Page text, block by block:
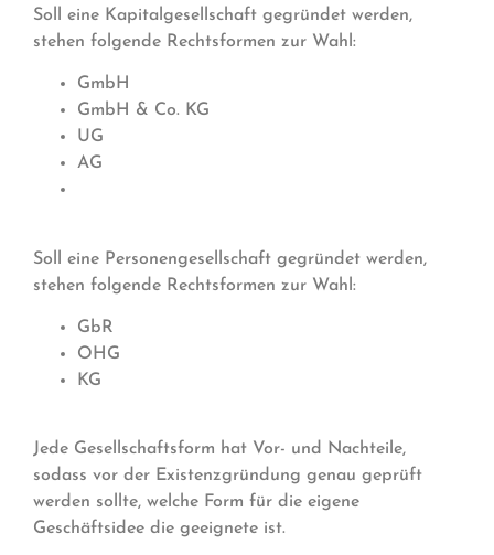
Soll eine Kapitalgesellschaft gegründet werden,
stehen folgende Rechtsformen zur Wahl:
GmbH
GmbH & Co. KG
UG
AG
Soll eine Personengesellschaft gegründet werden,
stehen folgende Rechtsformen zur Wahl:
GbR
OHG
KG
Jede Gesellschaftsform hat Vor- und Nachteile,
sodass vor der Existenzgründung genau geprüft
werden sollte, welche Form für die eigene
Geschäftsidee die geeignete ist.